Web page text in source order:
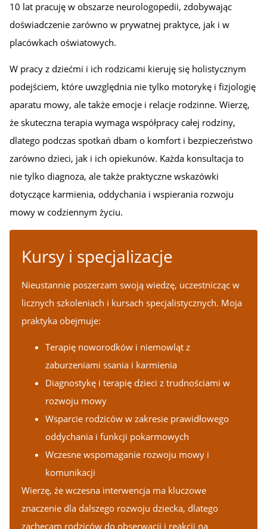
10 lat pracuję w obszarze neurologopedii, zdobywając
doświadczenie zarówno w prywatnej praktyce, jak i w
placówkach oświatowych.
W pracy z dziećmi i ich rodzicami kieruję się holistycznym
podejściem, które uwzględnia nie tylko motorykę i fizjologię
aparatu mowy, ale także emocje i relacje rodzinne. Wierzę,
że skuteczna terapia wymaga współpracy całej rodziny,
dlatego podczas spotkań dbam o komfort i bezpieczeństwo
zarówno dzieci, jak i ich opiekunów. Każda konsultacja to
nie tylko diagnoza, ale także praktyczne wskazówki
dotyczące karmienia, oddychania i wspierania rozwoju
mowy w codziennym życiu.
Kursy i specjalizacje
Nieustannie poszerzam swoją wiedzę, uczestnicząc w
licznych szkoleniach i kursach specjalistycznych. Moja
praktyka obejmuje:
Terapię noworodków i niemowląt z
zaburzeniami ssania i karmienia
Diagnostykę i terapię dzieci z trudnościami w
rozwoju mowy
Wsparcie rodziców w zakresie prawidłowego
oddychania i funkcji pokarmowych
Wczesne wspomaganie rozwoju mowy i
komunikacji
Wierzę, że wczesna interwencja ma kluczowe
znaczenie dla dalszego rozwoju dziecka, dlatego
zachęcam rodziców do obserwacji i reakcji na